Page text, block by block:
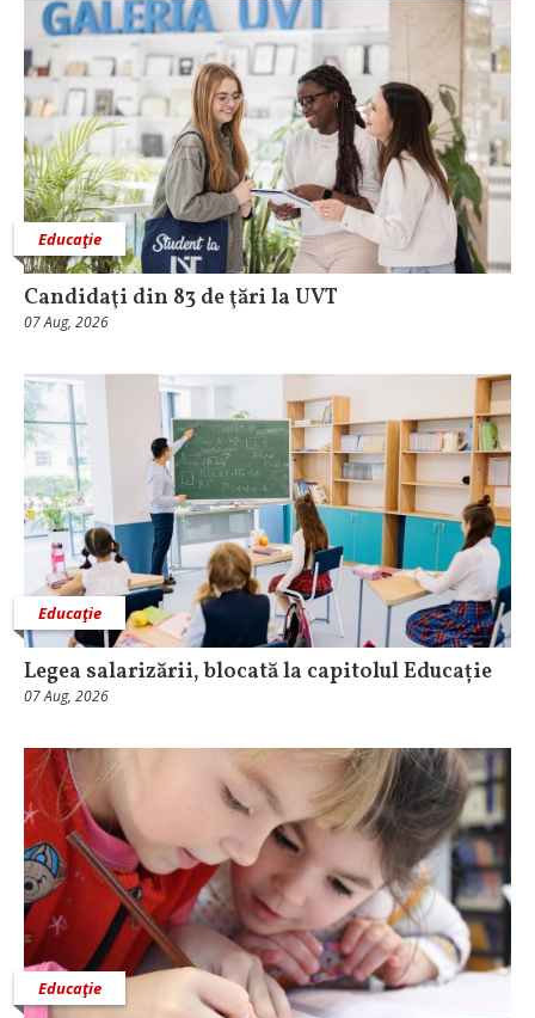
Educaţie
Candidaţi din 83 de ţări la UVT
07 Aug, 2026
Educaţie
Legea salarizării, blocată la capitolul Educație
07 Aug, 2026
Educaţie